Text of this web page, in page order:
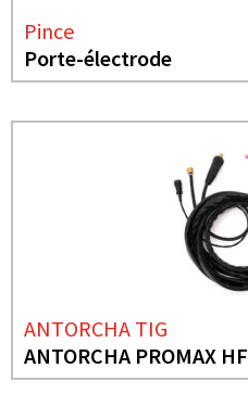
Pince
Porte-électrode
ANTORCHA TIG
ANTORCHA PROMAX HF